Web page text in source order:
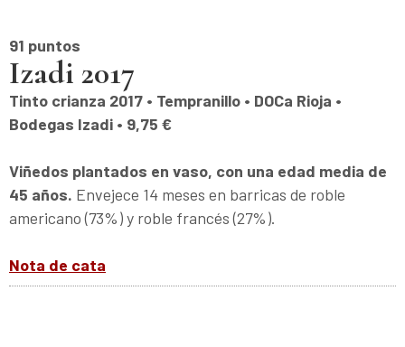
91 puntos
Izadi 2017
Tinto crianza 2017 • Tempranillo • DOCa Rioja •
Bodegas Izadi • 9,75 €
Viñedos plantados en vaso, con una edad media de
45 años. Envejece 14 meses en barricas de roble
americano (73%) y roble francés (27%).
Nota de cata